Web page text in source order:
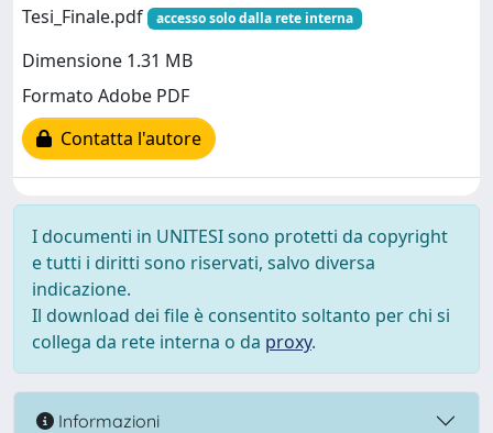
Tesi_Finale.pdf
accesso solo dalla rete interna
Dimensione 1.31 MB
Formato Adobe PDF
Contatta l'autore
I documenti in UNITESI sono protetti da copyright
e tutti i diritti sono riservati, salvo diversa
indicazione.
Il download dei file è consentito soltanto per chi si
collega da rete interna o da proxy.
Informazioni